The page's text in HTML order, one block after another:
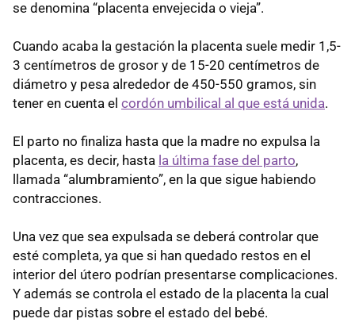
se denomina “placenta envejecida o vieja”.
Cuando acaba la gestación la placenta suele medir 1,5-
3 centímetros de grosor y de 15-20 centímetros de
diámetro y pesa alrededor de 450-550 gramos, sin
tener en cuenta el cordón umbilical al que está unida.
El parto no finaliza hasta que la madre no expulsa la
placenta, es decir, hasta la última fase del parto,
llamada “alumbramiento”, en la que sigue habiendo
contracciones.
Una vez que sea expulsada se deberá controlar que
esté completa, ya que si han quedado restos en el
interior del útero podrían presentarse complicaciones.
Y además se controla el estado de la placenta la cual
puede dar pistas sobre el estado del bebé.